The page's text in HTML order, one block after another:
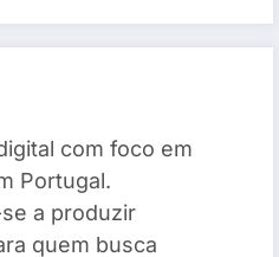
com foco em
Portugal.
a produzir
quem busca